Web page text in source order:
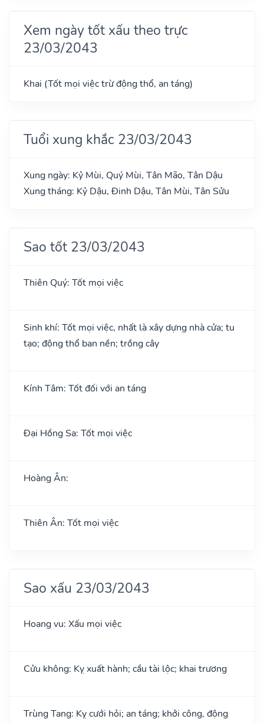
Xem ngày tốt xấu theo trực
23/03/2043
Khai (Tốt mọi việc trừ động thổ, an táng)
Tuổi xung khắc 23/03/2043
Xung ngày: Kỷ Mùi, Quý Mùi, Tân Mão, Tân Dậu
Xung tháng: Kỷ Dậu, Đinh Dậu, Tân Mùi, Tân Sửu
Sao tốt 23/03/2043
Thiên Quý: Tốt mọi việc
Sinh khí: Tốt mọi việc, nhất là xây dựng nhà cửa; tu
tạo; động thổ ban nền; trồng cây
Kính Tâm: Tốt đối với an táng
Đại Hồng Sa: Tốt mọi việc
Hoàng Ân:
Thiên Ân: Tốt mọi việc
Sao xấu 23/03/2043
Hoang vu: Xấu mọi việc
Cửu không: Kỵ xuất hành; cầu tài lộc; khai trương
Trùng Tang: Kỵ cưới hỏi; an táng; khởi công, động